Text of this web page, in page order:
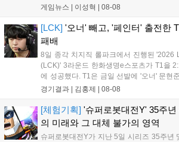
등장한다. 여름 시즌을 맞아 비치발리볼,
의성도 강화된다. 8월 11일까지 사용 가능
공되며, 상세 일정은 공식 채널을 통해 확인
게임뉴스 | 이성혁 08-08
[LCK] '오너' 빼고, '페인터' 출전한
패배
8일 종각 치지직 롤파크에서 진행된 '2026
(LCK)' 3라운드 한화생명e스포츠가 T1을
에 성공했다. T1은 금일 선발에 '오너' 문현
'페인터' 김은후를 투입했지만, 결국 1:2로
을 빼냈다....
경기결과 | 김홍제 08-08
[체험기획] '슈퍼로봇대전Y' 35주
의 미래와 그 대체 불가의 영역
슈퍼로봇대전Y가 지난 5일 시리즈 35주년